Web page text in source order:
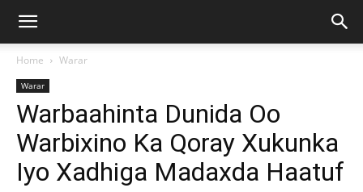
Home Warar
Warar
Warbaahinta Dunida Oo
Warbixino Ka Qoray Xukunka
Iyo Xadhiga Madaxda Haatuf